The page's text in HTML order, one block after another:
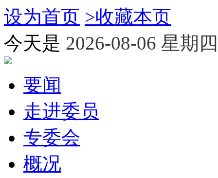
设为首页 >收藏本页
今天是 2026-08-06 星期四
要闻
走进委员
专委会
概况